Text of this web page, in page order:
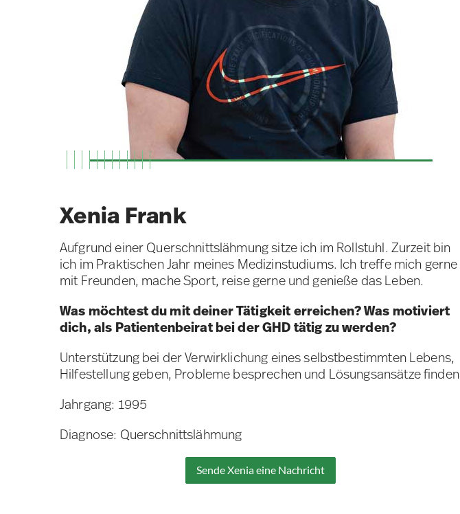
Xenia Frank
Aufgrund einer Querschnittslähmung sitze ich im Rollstuhl. Zurzeit bin
ich im Praktischen Jahr meines Medizinstudiums. Ich treffe mich gerne
mit Freunden, mache Sport, reise gerne und genieße das Leben.
Was möchtest du mit deiner Tätigkeit erreichen? Was motiviert
dich, als Patientenbeirat bei der GHD tätig zu werden?
Unterstützung bei der Verwirklichung eines selbstbestimmten Lebens,
Hilfestellung geben, Probleme besprechen und Lösungsansätze finden
Jahrgang: 1995
Diagnose: Querschnittslähmung
Sende Xenia eine Nachricht